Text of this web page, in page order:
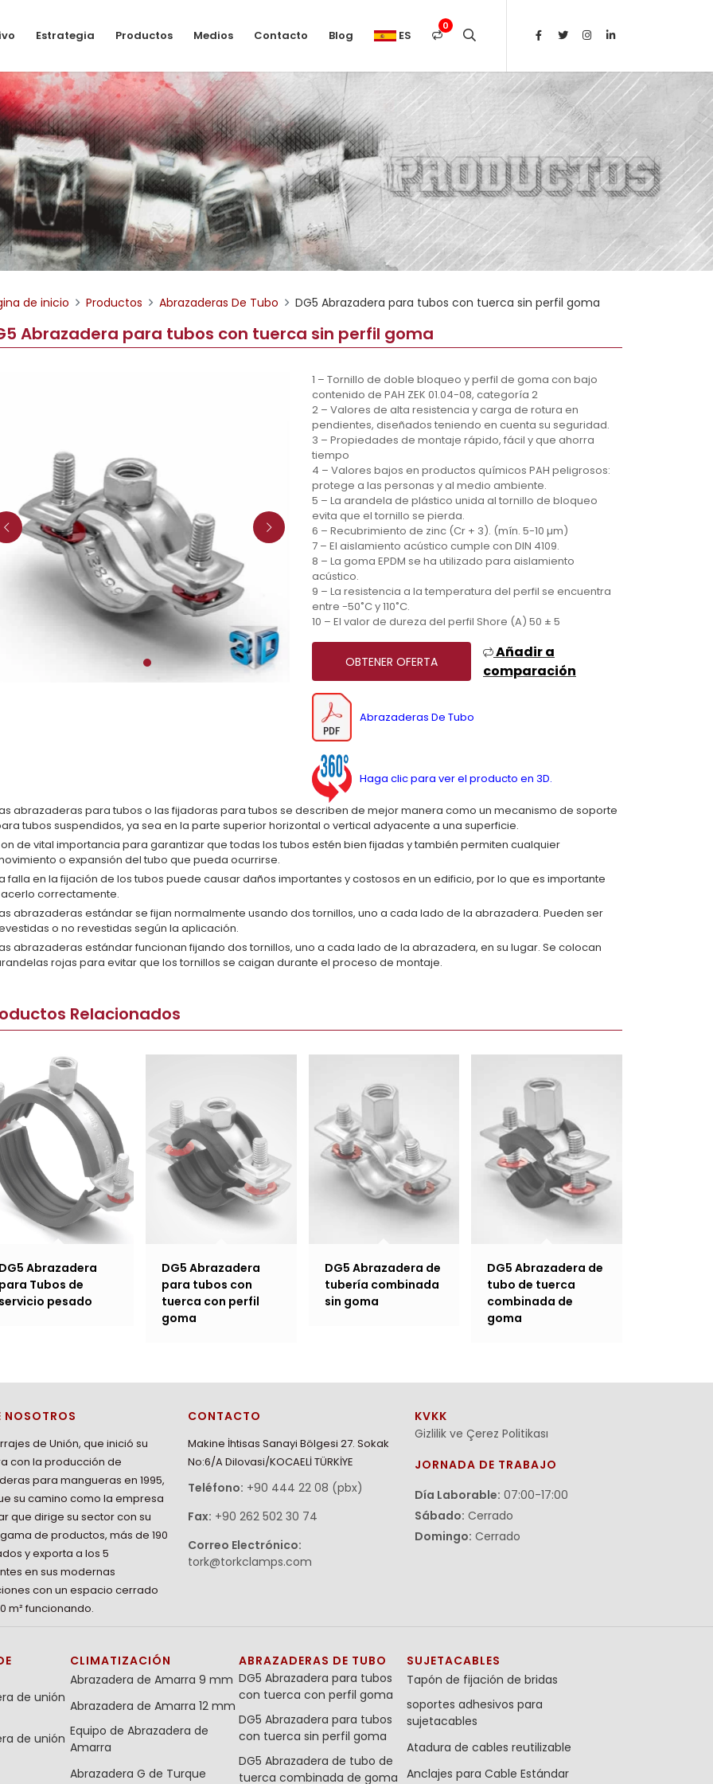
Estrategia Productos Medios Contacto Blog ES
0
de inicio Productos Abrazaderas De Tubo DG5 Abrazadera para tubos con tuerca sin perfil goma
Abrazadera para tubos con tuerca sin perfil goma
1 – Tornillo de doble bloqueo y perfil de goma con bajo
contenido de PAH ZEK 01.04-08, categoría 2
2 – Valores de alta resistencia y carga de rotura en
pendientes, diseñados teniendo en cuenta su seguridad.
3 – Propiedades de montaje rápido, fácil y que ahorra
tiempo
4 – Valores bajos en productos químicos PAH peligrosos:
protege a las personas y al medio ambiente.
5 – La arandela de plástico unida al tornillo de bloqueo
evita que el tornillo se pierda.
6 – Recubrimiento de zinc (Cr + 3). (mín. 5-10 µm)
7 – El aislamiento acústico cumple con DIN 4109.
8 – La goma EPDM se ha utilizado para aislamiento
acústico.
9 – La resistencia a la temperatura del perfil se encuentra
entre -50˚C y 110˚C.
10 – El valor de dureza del perfil Shore (A) 50 ± 5
OBTENER OFERTA
Añadir a
comparación
Abrazaderas De Tubo
Haga clic para ver el producto en 3D.
abrazaderas para tubos o las fijadoras para tubos se describen de mejor manera como un mecanismo de soporte
tubos suspendidos, ya sea en la parte superior horizontal o vertical adyacente a una superficie.
de vital importancia para garantizar que todas los tubos estén bien fijadas y también permiten cualquier
o expansión del tubo que pueda ocurrirse.
falla en la fijación de los tubos puede causar daños importantes y costosos en un edificio, por lo que es importante
correctamente.
abrazaderas estándar se fijan normalmente usando dos tornillos, uno a cada lado de la abrazadera. Pueden ser
o no revestidas según la aplicación.
abrazaderas estándar funcionan fijando dos tornillos, uno a cada lado de la abrazadera, en su lugar. Se colocan
rojas para evitar que los tornillos se caigan durante el proceso de montaje.
Relacionados
Abrazadera
Tubos de
pesado
DG5 Abrazadera
para tubos con
tuerca con perfil
goma
DG5 Abrazadera de
tubería combinada
sin goma
DG5 Abrazadera de
tubo de tuerca
combinada de
goma
NOSOTROS
de Unión, que inició su
con la producción de
para mangueras en 1995,
su camino como la empresa
que dirige su sector con su
de productos, más de 190
y exporta a los 5
en sus modernas
con un espacio cerrado
m² funcionando.
CONTACTO
Makine İhtisas Sanayi Bölgesi 27. Sokak
No:6/A Dilovasi/KOCAELİ TÜRKİYE
Teléfono: +90 444 22 08 (pbx)
Fax: +90 262 502 30 74
Correo Electrónico:
tork@torkclamps.com
KVKK
Gizlilik ve Çerez Politikası
JORNADA DE TRABAJO
Día Laborable: 07:00-17:00
Sábado: Cerrado
Domingo: Cerrado
de unión
de unión
CLIMATIZACIÓN
Abrazadera de Amarra 9 mm
Abrazadera de Amarra 12 mm
Equipo de Abrazadera de
Amarra
Abrazadera G de Turque
ABRAZADERAS DE TUBO
DG5 Abrazadera para tubos
con tuerca con perfil goma
DG5 Abrazadera para tubos
con tuerca sin perfil goma
DG5 Abrazadera de tubo de
tuerca combinada de goma
SUJETACABLES
Tapón de fijación de bridas
soportes adhesivos para
sujetacables
Atadura de cables reutilizable
Anclajes para Cable Estándar